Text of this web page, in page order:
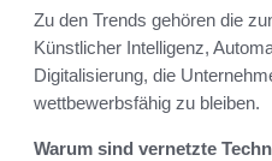
Zu den Trends gehören die
Künstlicher Intelligenz,
Digitalisierung, die
wettbewerbsfähig zu bleiben.
Warum sind vernetzte